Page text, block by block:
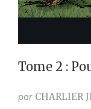
Tome 2 :
par CHARLIER